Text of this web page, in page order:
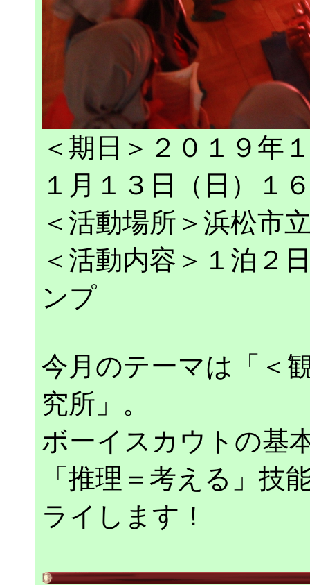
＜期日＞２０１９年
１月１３日（日）１
＜活動場所＞浜松市
＜活動内容＞１泊２
ンプ
今月のテーマは「＜
究所」。
ボーイスカウトの基
「推理＝考える」技
ライします！